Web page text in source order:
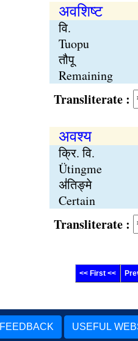
अवशिष्ट
वि.
Tuopu
तौपू
Remaining
Transliterate :
अवश्य
क्रि. वि.
Ütingme
अ॑तिङ्मे
Certain
Transliterate :
<< First <<
FEEDBACK USEFUL